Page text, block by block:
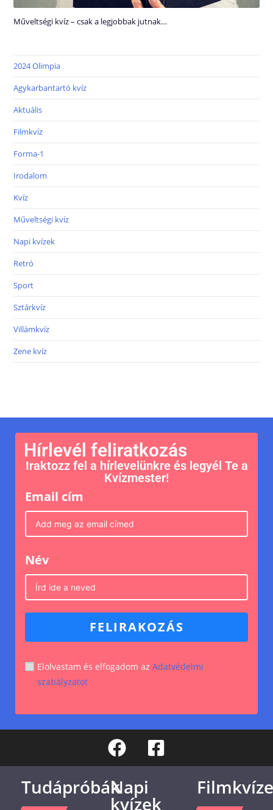
Műveltségi kvíz – csak a legjobbak jutnak…
2024 Olimpia
Agykarbantartó kvíz
Aktuális
Filmkvíz
Forma-1
Irodalom
Kvíz
Műveltségi kvíz
Napi kvízek
Retró
Sport
Sztárkvíz
Villámkvíz
Zene kvíz
Hírlevél feliratkozás
Iraktozz fel a hírlevelünkre és legyél Te a
Kvízmester!
Email cím
Név
FELIRAKOZÁS
Elolvastam és elfogadom az Adatvédelmi
szabályzatot
TudápróbákNapi
kvízek